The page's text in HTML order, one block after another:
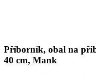
Příborník, obal na
40 cm, Mank